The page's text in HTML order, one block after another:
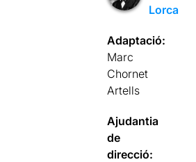
Lorca
Adaptació:
Marc
Chornet
Artells
Ajudantia
de
direcció: